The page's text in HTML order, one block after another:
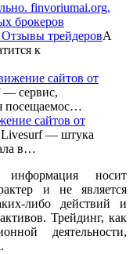
finvoriumai.org,
брокеров
трейдеровА
к
сайтов от
— сервис,
посещаемос…
сайтов от
— штука
в…
носит
и не является
либо действий и
Трейдинг, как
деятельности,